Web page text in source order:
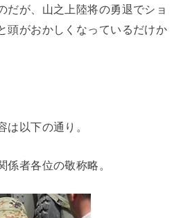
だが、山之上陸将の勇退でショ
頭がおかしくなっているだけか
は以下の通り。
者各位の敬称略。